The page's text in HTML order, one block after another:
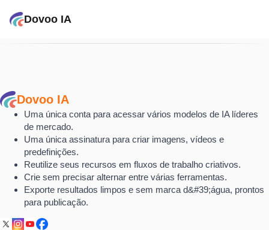
Dovoo IA
Dovoo IA
Uma única conta para acessar vários modelos de IA líderes
de mercado.
Uma única assinatura para criar imagens, vídeos e
predefinições.
Reutilize seus recursos em fluxos de trabalho criativos.
Crie sem precisar alternar entre várias ferramentas.
Exporte resultados limpos e sem marca d&#39;água, prontos
para publicação.